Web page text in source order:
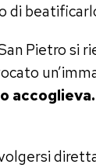
di
Pietro si